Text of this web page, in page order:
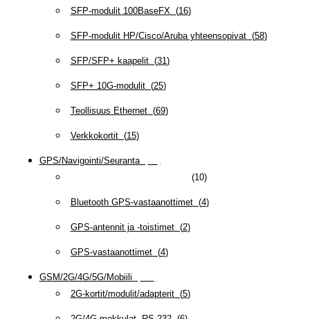
SFP-modulit 100BaseFX(16)
SFP-modulit HP/Cisco/Aruba yhteensopivat(58)
SFP/SFP+ kaapelit(31)
SFP+ 10G-modulit(25)
Teollisuus Ethernet(69)
Verkkokortit(15)
GPS/Navigointi/Seuranta(
(10)
Bluetooth GPS-vastaanottimet(4)
GPS-antennit ja -toistimet(2)
GPS-vastaanottimet(4)
GSM/2G/4G/5G/Mobiili
2G-kortit/modulit/adapterit(5)